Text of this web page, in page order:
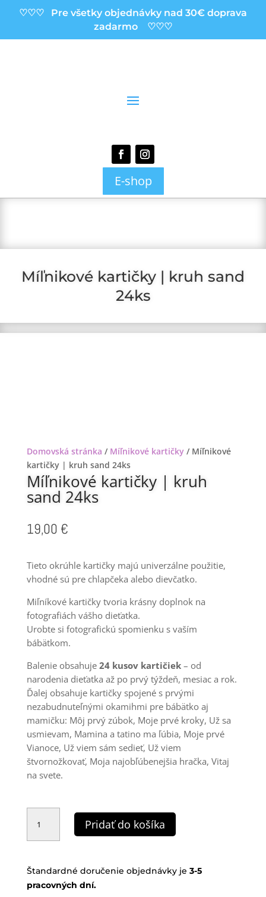
♡♡♡ Pre všetky objednávky nad 30€ doprava
zadarmo ♡♡♡
E-shop
Míľnikové kartičky | kruh sand
24ks
Domovská stránka / Míľnikové kartičky/ Míľnikové
kartičky | kruh sand 24ks
Míľnikové kartičky | kruh
sand 24ks
19,00 €
Tieto okrúhle kartičky majú univerzálne použitie,
vhodné sú pre chlapčeka alebo dievčatko.
Miľníkové kartičky tvoria krásny doplnok na
fotografiách vášho dieťatka.
Urobte si fotografickú spomienku s vaším
bábätkom.
Balenie obsahuje24 kusov kartičiek– od
narodenia dieťatka až po prvý týždeň, mesiac a rok.
Ďalej obsahuje kartičky spojené s prvými
nezabudnuteľnými okamihmi pre bábätko aj
mamičku: Môj prvý zúbok, Moje prvé kroky, Už sa
usmievam, Mamina a tatino ma ľúbia, Moje prvé
Vianoce, Už viem sám sedieť, Už viem
štvornožkovať, Moja najobľúbenejšia hračka, Vitaj
na svete.
množstvo
kartičky
kruh
Pridať do košíka
Štandardné doručenie objednávky je 3-5
pracovných dní.